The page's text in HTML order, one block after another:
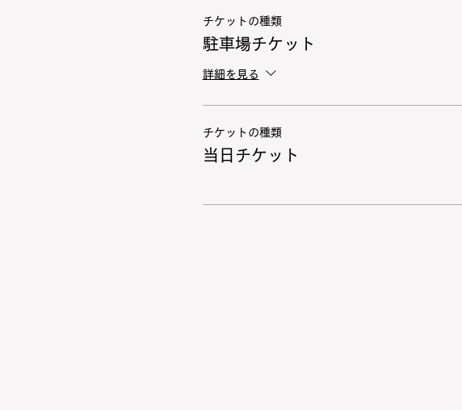
チケットの種類
駐車場チケット
詳細を見る
チケットの種類
当日チケット